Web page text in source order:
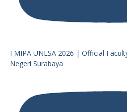
FMIPA UNESA 2026 | Official
Negeri Surabaya